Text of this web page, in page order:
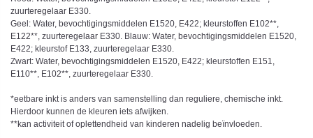
zuurteregelaar E330.
Geel: Water, bevochtigingsmiddelen E1520, E422; kleurstoffen E102**,
E122**, zuurteregelaar E330. Blauw: Water, bevochtigingsmiddelen E1520,
E422; kleurstof E133, zuurteregelaar E330.
Zwart: Water, bevochtigingsmiddelen E1520, E422; kleurstoffen E151,
E110**, E102**, zuurteregelaar E330.
*eetbare inkt is anders van samenstelling dan reguliere, chemische inkt.
Hierdoor kunnen de kleuren iets afwijken.
**kan activiteit of oplettendheid van kinderen nadelig beïnvloeden.